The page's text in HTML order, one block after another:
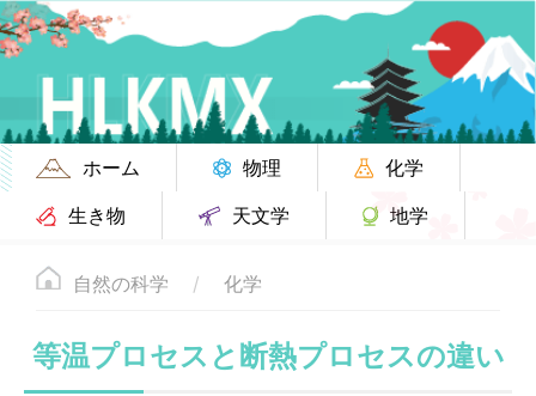
ホーム 物理
化学
生き物
天文学 地学
自然の科学 化学
等温プロセスと断熱プロセスの違い